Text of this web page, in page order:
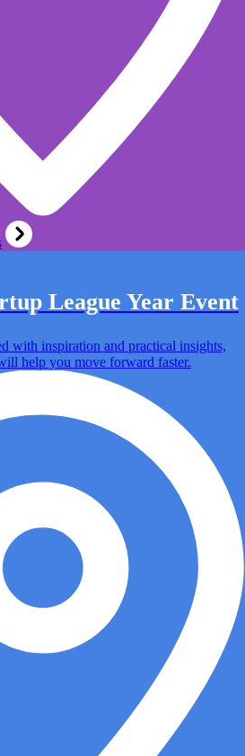
League Year Event
with inspiration and practical insights,
help you move forward faster.